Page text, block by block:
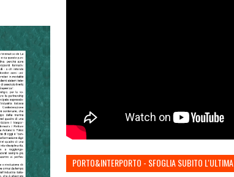
PORTO&INTERPORTO - SFOGLIA SUBITO L'ULTIMA